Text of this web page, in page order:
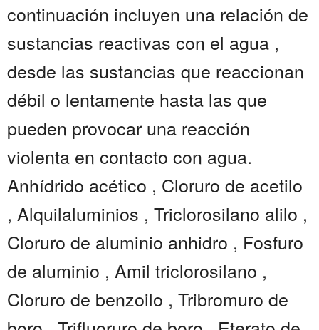
continuación incluyen una relación de
sustancias reactivas con el agua ,
desde las sustancias que reaccionan
débil o lentamente hasta las que
pueden provocar una reacción
violenta en contacto con agua.
Anhídrido acético , Cloruro de acetilo
, Alquilaluminios , Triclorosilano alilo ,
Cloruro de aluminio anhidro , Fosfuro
de aluminio , Amil triclorosilano ,
Cloruro de benzoilo , Tribromuro de